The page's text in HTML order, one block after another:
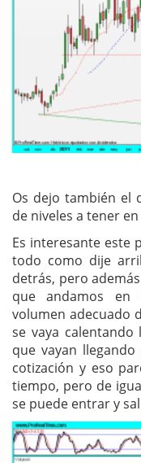
Os dejo también el
de niveles a tener
Es interesante este
todo como dije
detrás, pero
que andamos en
volumen adecuado
se vaya
que vayan
cotización y eso
tiempo, pero de
se puede entrar y